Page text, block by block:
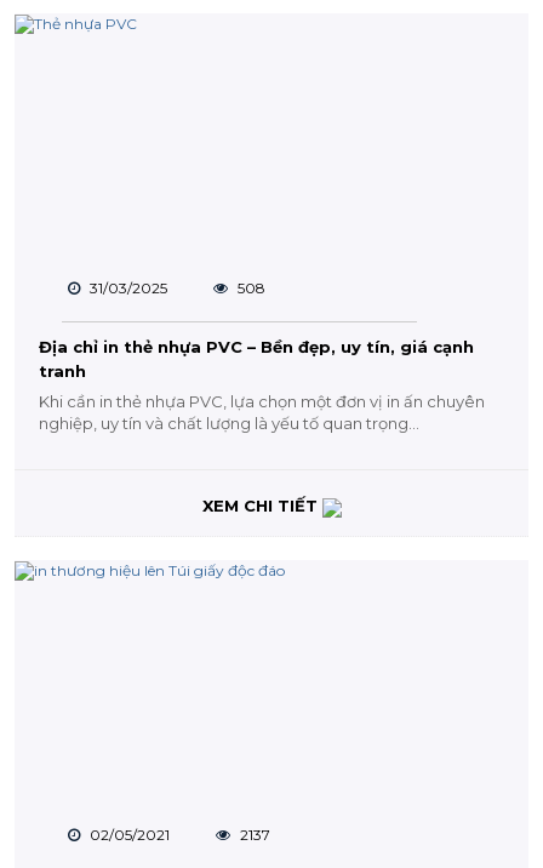
31/03/2025 508
Địa chỉ in thẻ nhựa PVC – Bền đẹp, uy tín, giá cạnh
tranh
Khi cần in thẻ nhựa PVC, lựa chọn một đơn vị in ấn chuyên
nghiệp, uy tín và chất lượng là yếu tố quan trọng...
XEM CHI TIẾT
02/05/2021 2137